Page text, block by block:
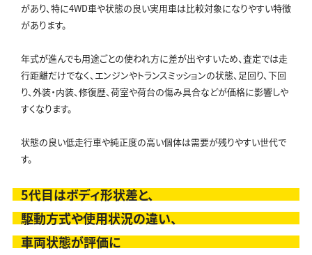
があり、特に4WD車や状態の良い実用車は比較対象になりやすい特徴
があります。
年式が進んでも用途ごとの使われ方に差が出やすいため、査定では走
行距離だけでなく、エンジンやトランスミッションの状態、足回り、下回
り、外装・内装、修復歴、荷室や荷台の傷み具合などが価格に影響しや
すくなります。
状態の良い低走行車や純正度の高い個体は需要が残りやすい世代で
す。
5代目はボディ形状差と、
駆動方式や使用状況の違い、
車両状態が評価に